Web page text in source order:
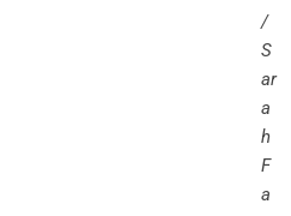
/
S
ar
a
h
F
a